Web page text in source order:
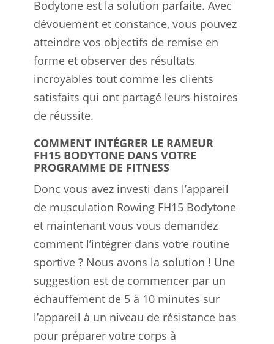
Bodytone est la solution parfaite. Avec
dévouement et constance, vous pouvez
atteindre vos objectifs de remise en
forme et observer des résultats
incroyables tout comme les clients
satisfaits qui ont partagé leurs histoires
de réussite.
COMMENT INTÉGRER LE RAMEUR
FH15 BODYTONE DANS VOTRE
PROGRAMME DE FITNESS
Donc vous avez investi dans l’appareil
de musculation Rowing FH15 Bodytone
et maintenant vous vous demandez
comment l’intégrer dans votre routine
sportive ? Nous avons la solution ! Une
suggestion est de commencer par un
échauffement de 5 à 10 minutes sur
l’appareil à un niveau de résistance bas
pour préparer votre corps à